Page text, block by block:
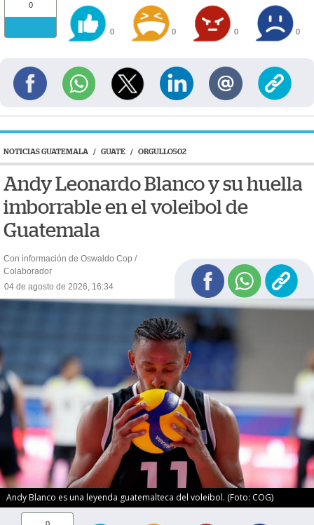
0
0 0 0 0
NOTICIAS GUATEMALA / GUATE / ORGULLO502
Andy Leonardo Blanco y su huella
imborrable en el voleibol de
Guatemala
Con información de Oswaldo Cop /
Colaborador
04 de agosto de 2026, 16:34
Andy Blanco es una leyenda guatemalteca del voleibol. (Foto: COG)